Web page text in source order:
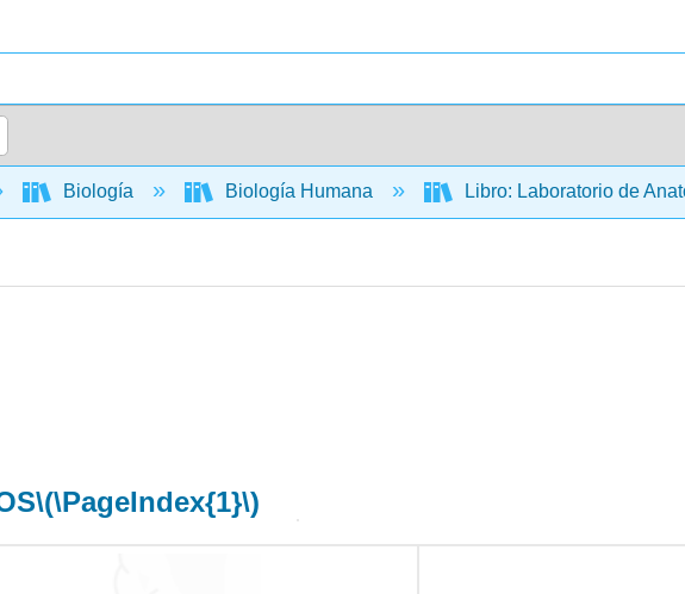
global
Biología Biología Humana Libro: Laboratorio de
\(\PageIndex{1}\)